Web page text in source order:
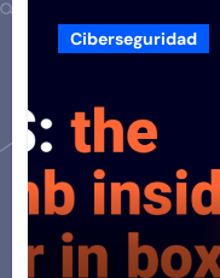
Ciberseguridad